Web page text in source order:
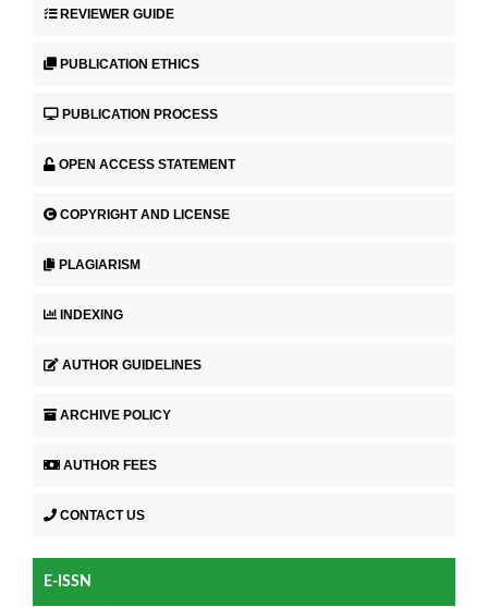
REVIEWER GUIDE
PUBLICATION ETHICS
PUBLICATION PROCESS
OPEN ACCESS STATEMENT
COPYRIGHT AND LICENSE
PLAGIARISM
INDEXING
AUTHOR GUIDELINES
ARCHIVE POLICY
AUTHOR FEES
CONTACT US
E-ISSN